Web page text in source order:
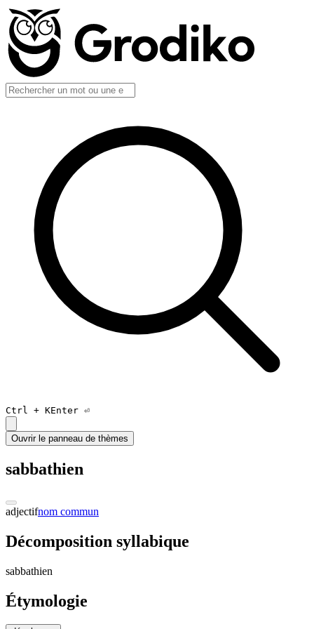
Ctrl + KEnter ⏎
Ouvrir le panneau de thèmes
sabbathien
adjectifnom commun
Décomposition syllabique
sabbathien
Étymologie